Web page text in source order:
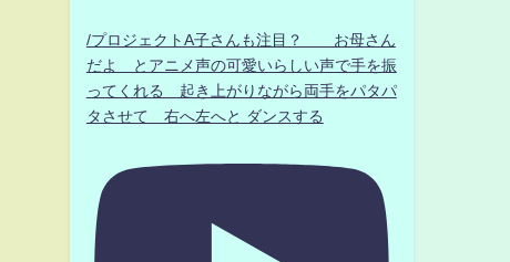
/プロジェクトA子さんも注目？ お母さん
だよ とアニメ声の可愛いらしい声で手を振
ってくれる 起き上がりながら両手をパタパ
タさせて 右へ左へと ダンスする